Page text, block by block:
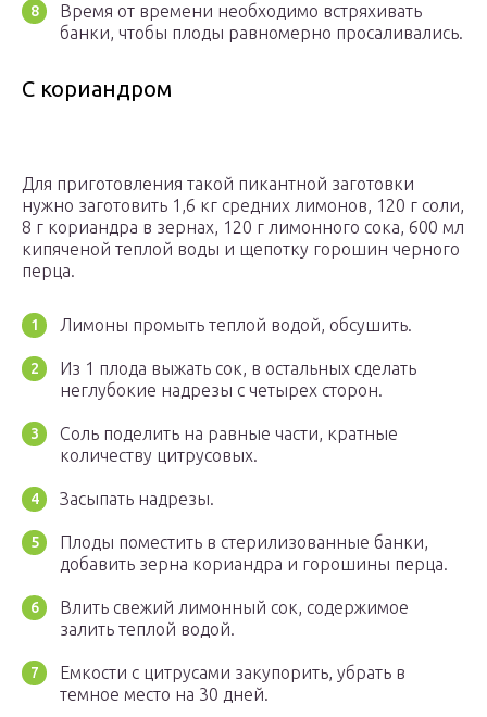
Время от времени необходимо встряхивать
банки, чтобы плоды равномерно просаливались.
С кориандром
Для приготовления такой пикантной заготовки
нужно заготовить 1,6 кг средних лимонов, 120 г соли,
8 г кориандра в зернах, 120 г лимонного сока, 600 мл
кипяченой теплой воды и щепотку горошин черного
перца.
Лимоны промыть теплой водой, обсушить.
Из 1 плода выжать сок, в остальных сделать
неглубокие надрезы с четырех сторон.
Соль поделить на равные части, кратные
количеству цитрусовых.
Засыпать надрезы.
Плоды поместить в стерилизованные банки,
добавить зерна кориандра и горошины перца.
Влить свежий лимонный сок, содержимое
залить теплой водой.
Емкости с цитрусами закупорить, убрать в
темное место на 30 дней.